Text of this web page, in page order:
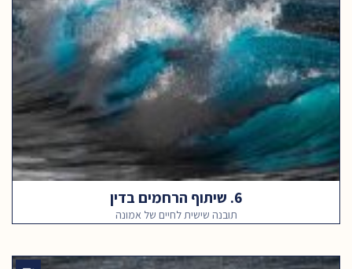
6. שיתוף הרחמים בדין
תובנה שישית לחיים של אמונה